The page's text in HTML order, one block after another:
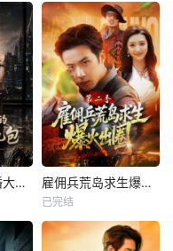
前妻送我的离婚大礼包 雇佣兵荒岛求生爆火出圈第二季
已完结